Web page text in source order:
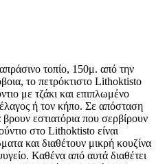
τοπίο, 150μ. από την
το πετρόκτιστο Lithoktisto
με τζάκι και επιπλωμένο
ή τον κήπο. Σε απόσταση
εστιατόρια που σερβίρουν
στο Lithoktisto είναι
και διαθέτουν μικρή κουζίνα
Καθένα από αυτά διαθέτει